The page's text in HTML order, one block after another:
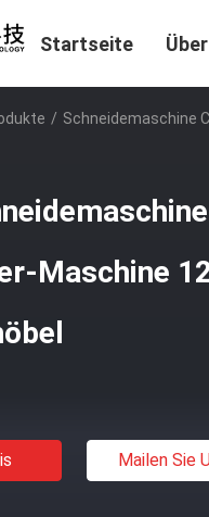
Startseite
/ Schneidemaschine
Maschine
Mailen Sie